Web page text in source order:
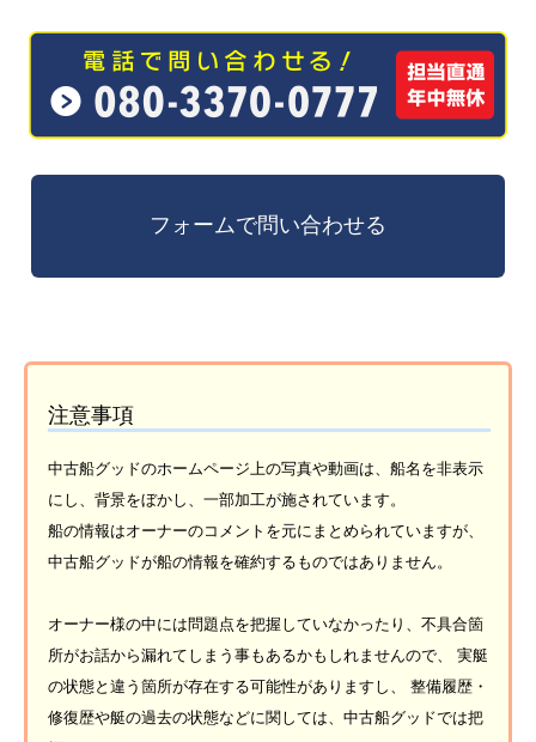
注意事項
中古船グッドのホームページ上の写真や動画は、船名を非表示
にし、背景をぼかし、一部加工が施されています。
船の情報はオーナーのコメントを元にまとめられていますが、
中古船グッドが船の情報を確約するものではありません。
オーナー様の中には問題点を把握していなかったり、不具合箇
所がお話から漏れてしまう事もあるかもしれませんので、 実艇
の状態と違う箇所が存在する可能性がありますし、 整備履歴・
修復歴や艇の過去の状態などに関しては、中古船グッドでは把